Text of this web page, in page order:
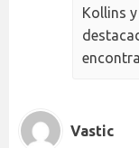
Kollins
Vastic